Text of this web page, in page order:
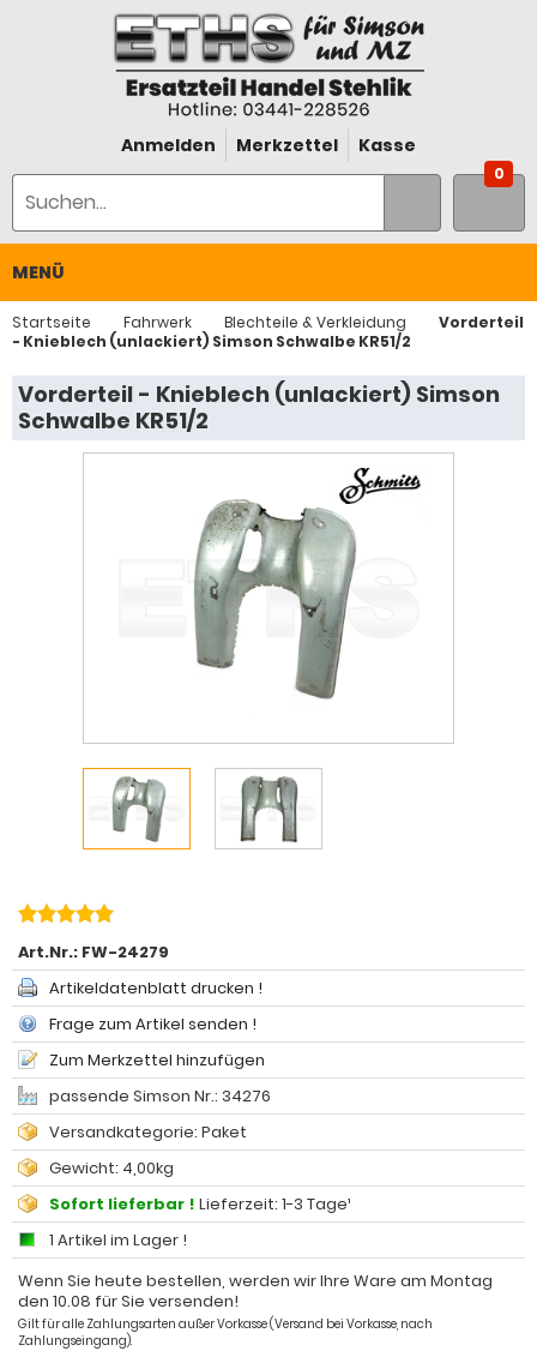
Anmelden Merkzettel Kasse
0
MENÜ
Startseite Fahrwerk Blechteile & Verkleidung
Vorderteil
- Knieblech (unlackiert) Simson Schwalbe KR51/2
Vorderteil - Knieblech (unlackiert) Simson
Schwalbe KR51/2
Art.Nr.: FW-24279
Artikeldatenblatt drucken !
Frage zum Artikel senden !
Zum Merkzettel hinzufügen
passende Simson Nr.: 34276
Versandkategorie: Paket
Gewicht: 4,00kg
Sofort lieferbar ! Lieferzeit: 1-3 Tage¹
1 Artikel im Lager !
Wenn Sie heute bestellen, werden wir Ihre Ware am Montag
den 10.08 für Sie versenden!
Gilt für alle Zahlungsarten außer Vorkasse (Versand bei Vorkasse, nach
Zahlungseingang).